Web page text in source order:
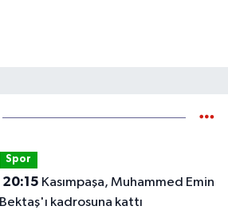
Spor
20:15
Bektaş'ı kadrosuna kattı